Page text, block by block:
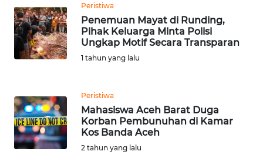
Peristiwa
Penemuan Mayat di Runding,
Pihak Keluarga Minta Polisi
Ungkap Motif Secara Transparan
1 tahun yang lalu
Peristiwa
Mahasiswa Aceh Barat Duga
Korban Pembunuhan di Kamar
Kos Banda Aceh
2 tahun yang lalu
KEPRI
WN
PAPUA
BARAT
WN
RIAU